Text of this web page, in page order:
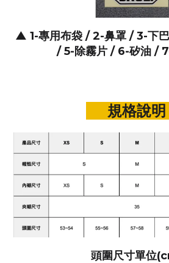
▲ 1-專用布袋 / 2-鼻罩 / 3-下
/ 5-除霧片 / 6-矽油 /
規格說
頭圍尺寸單位